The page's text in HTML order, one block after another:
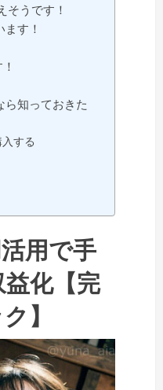
そうです！
す！
ら知っておきた
する
用で手
益化【完
】